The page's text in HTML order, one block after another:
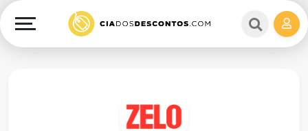
Cashback
Lojas
Explorar
Cupons